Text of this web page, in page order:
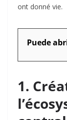
ont donné vie.
Puede
1.